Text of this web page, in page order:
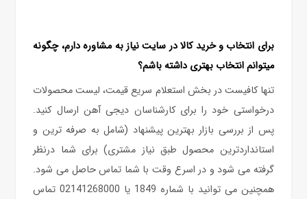
برای انتخاب و خرید کالا در سایت نیاز به مشاوره دارم، چگونه
میتوانم انتخاب بهتری داشته باشم؟
تنها کافیست در بخش استعلام سریع قیمت، لیست محصولات
درخواستی خود را برای کارشناسان دیجی آهن ارسال کنید.
پس از بررسی بازار بهترین پیشنهاد (شامل به صرفه ترین و
استانداردترین محصول طبق نیاز مشتری) برای شما درنظر
گرفته می شود و در اسرع وقت با شما تماس حاصل می شود.
همچنین می توانید با شماره 1849 یا 02141268000 تماس